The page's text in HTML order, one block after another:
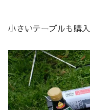
小さいテーブルも購入